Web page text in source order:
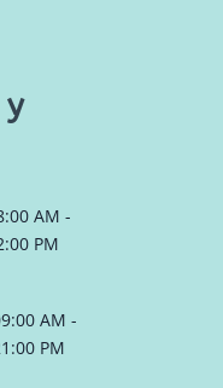
y
AM -
PM
AM -
PM